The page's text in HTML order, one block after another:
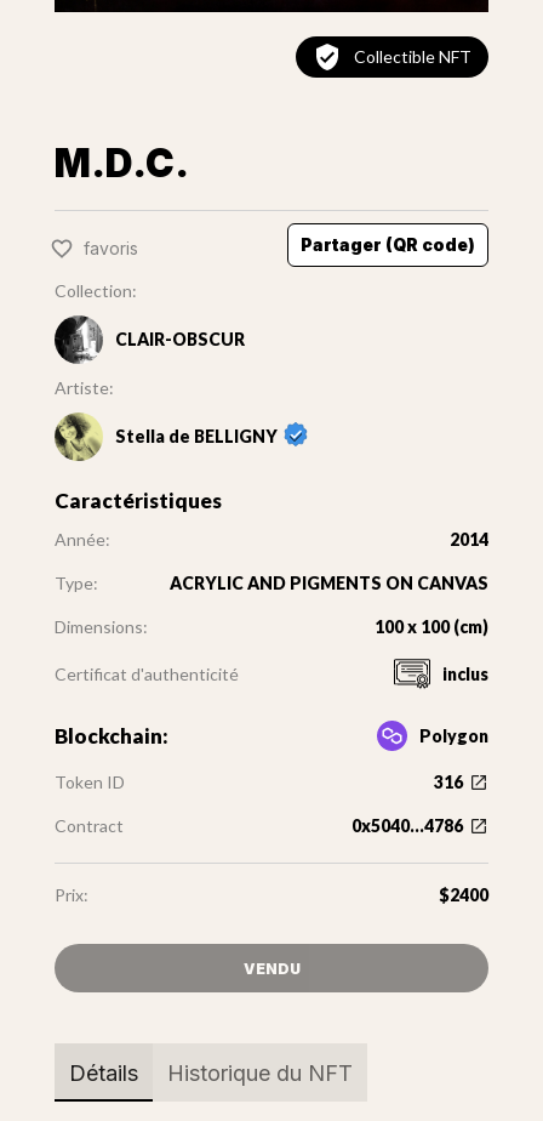
Collectible NFT
M.D.C.
favoris Partager (QR code)
Collection:
CLAIR-OBSCUR
Artiste:
Stella de BELLIGNY
Caractéristiques
Année: 2014
Type: ACRYLIC AND PIGMENTS ON CANVAS
Dimensions: 100 x 100 (cm)
Certificat d'authenticité inclus
Blockchain: Polygon
Token ID 316
Contract 0x5040...4786
Prix: $2400
VENDU
Détails Historique du NFT